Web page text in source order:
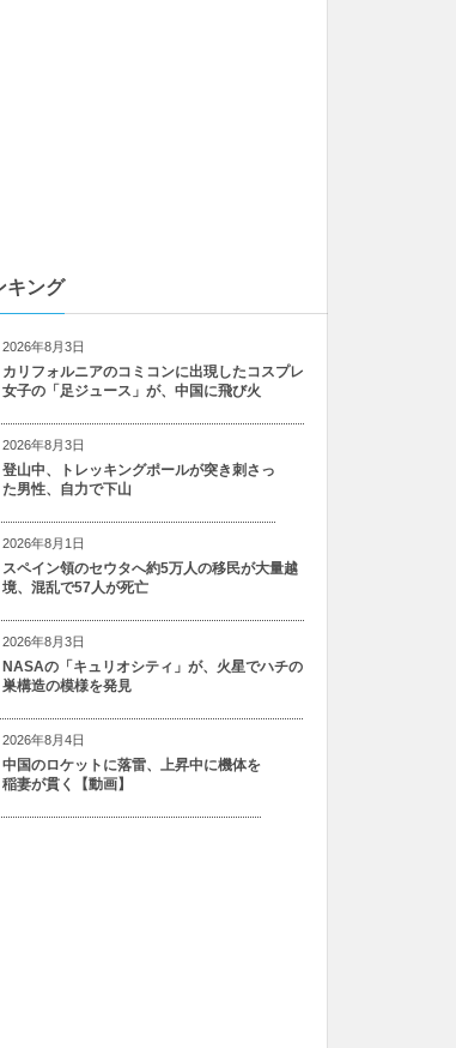
キング
2026年8月3日
カリフォルニアのコミコンに出現したコスプレ
女子の「足ジュース」が、中国に飛び火
2026年8月3日
登山中、トレッキングポールが突き刺さっ
た男性、自力で下山
2026年8月1日
スペイン領のセウタへ約5万人の移民が大量越
境、混乱で57人が死亡
2026年8月3日
NASAの「キュリオシティ」が、火星でハチの
巣構造の模様を発見
2026年8月4日
中国のロケットに落雷、上昇中に機体を
稲妻が貫く【動画】